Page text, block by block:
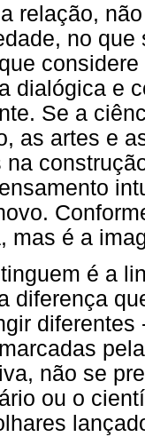
relação,
no
dialógica e
Se a
as artes e
mas é a
é a
diferença
não se
ou o